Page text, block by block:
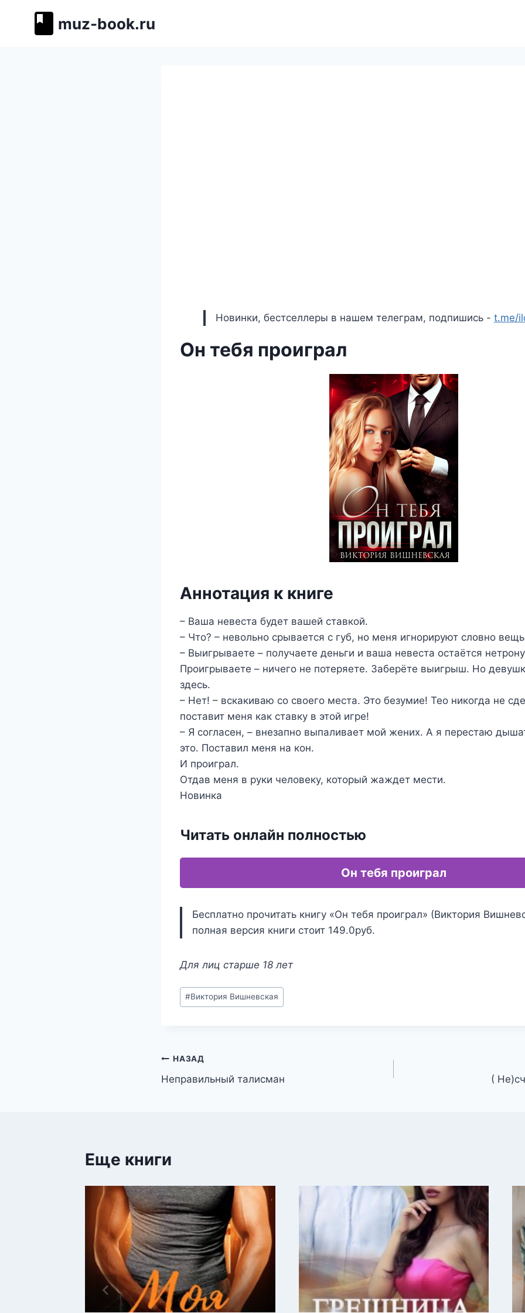
muz-book.ru
Новинки, бестселлеры в нашем телеграм, подпишись - t.me/
Он тебя проиграл
Аннотация к книге
– Ваша невеста будет вашей ставкой.
– Что? – невольно срывается с губ, но меня игнорируют словно
– Выигрываете – получаете деньги и ваша невеста остаётся
Проигрываете – ничего не потеряете. Заберёте выигрыш. Но
здесь.
– Нет! – вскакиваю со своего места. Это безумие! Тео никогда не
поставит меня как ставку в этой игре!
– Я согласен, – внезапно выпаливает мой жених. А я перестаю
это. Поставил меня на кон.
И проиграл.
Отдав меня в руки человеку, который жаждет мести.
Новинка
Читать онлайн полностью
Он тебя проиграл
Бесплатно прочитать книгу «Он тебя проиграл» (Виктория
полная версия книги стоит 149.0руб.
Для лиц старше 18 лет
Метки
записи:
#Виктория Вишневская
Навигация
по
НАЗАД
Неправильный талисман (
Еще книги